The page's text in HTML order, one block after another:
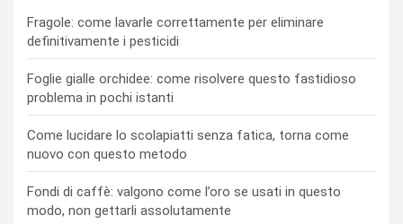
Fragole: come lavarle correttamente per eliminare
definitivamente i pesticidi
Foglie gialle orchidee: come risolvere questo fastidioso
problema in pochi istanti
Come lucidare lo scolapiatti senza fatica, torna come
nuovo con questo metodo
Fondi di caffè: valgono come l’oro se usati in questo
modo, non gettarli assolutamente